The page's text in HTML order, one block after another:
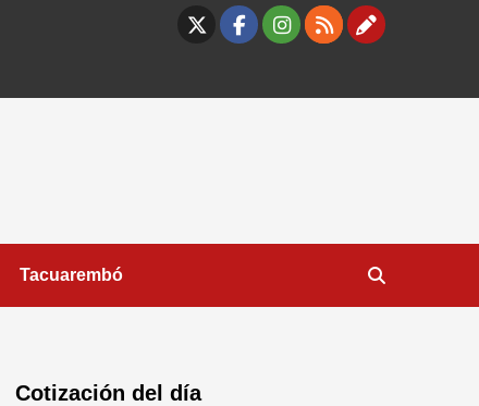
X Facebook
Instagram
RSS
Tacuarembó
Cotización del día